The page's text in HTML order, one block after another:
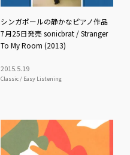
シンガポールの静かなピアノ作品
7月25日発売 sonicbrat / Stranger
To My Room (2013)
2015.5.19
Classic / Easy Listening